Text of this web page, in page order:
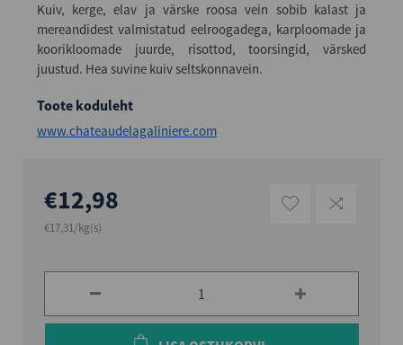
Kuiv, kerge, elav ja värske roosa vein sobib kalast ja
mereandidest valmistatud eelroogadega, karploomade ja
koorikloomade juurde, risottod, toorsingid, värsked
juustud. Hea suvine kuiv seltskonnavein.
Toote koduleht
www.chateaudelagaliniere.com
€12,98
€17,31/kg(s)